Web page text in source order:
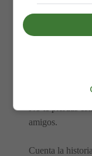
Guión: Derek
No te pierdas
amigos.
Cuenta la